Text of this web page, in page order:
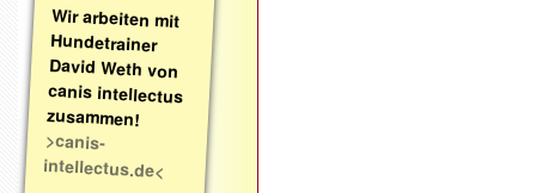
Wir arbeiten mit
Hundetrainer
David Weth von
canis intellectus
zusammen!
>canis-
intellectus.de<